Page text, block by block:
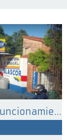
Local comercial + Ferretería en funcionamiento